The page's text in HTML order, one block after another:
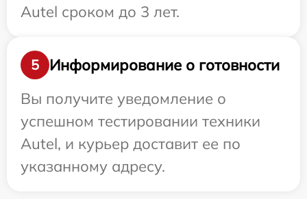
Autel сроком до 3 лет.
5
Информирование о готовности
Вы получите уведомление о
успешном тестировании техники
Autel, и курьер доставит ее по
указанному адресу.